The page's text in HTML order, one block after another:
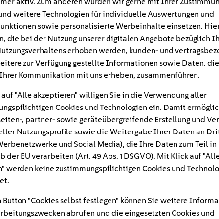
#
batterie-kapazitaet-
weitere Technologien für individuelle Auswertungen und
sowie personalisierte Werbeinhalte einsetzen.
die bei der Nutzung unserer digitalen Angebote bezüglich
erhoben werden, kunden- und
zur Verfügung gestellte Informationen sowie Daten,
Kommunikation mit uns erheben, zusammenführen.
"Alle akzeptieren" willigen Sie in die Verwendung aller
Cookies und Technologien ein. Damit
, partner- sowie geräteübergreifende Erstellung und
Nutzungsprofile sowie die Weitergabe Ihrer Daten an
und Social Media), die Ihre Daten zum Teil in
der EU verarbeiten (Art. 49 Abs. 1 DSGVO). Mit Klick auf
werden keine zustimmungspflichtigen Cookies und
Button "Cookies selbst festlegen" können Sie weitere
abrufen und die eingesetzten Cookies und